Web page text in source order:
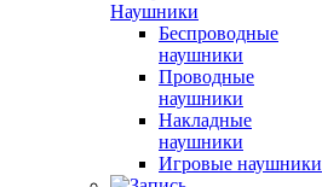
Наушники
Беспроводные
наушники
Проводные
наушники
Накладные
наушники
Игровые наушники